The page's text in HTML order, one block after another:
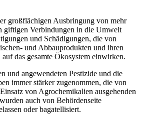
großflächigen Ausbringung von mehr
giftigen Verbindungen in die Umwelt
und Schädigungen, die von
und Abbauprodukten und ihren
das gesamte Ökosystem einwirken.
und angewendeten Pestizide und die
immer stärker zugenommen, die von
von Agrochemikalien ausgehenden
auch von Behördenseite
oder bagatellisiert.